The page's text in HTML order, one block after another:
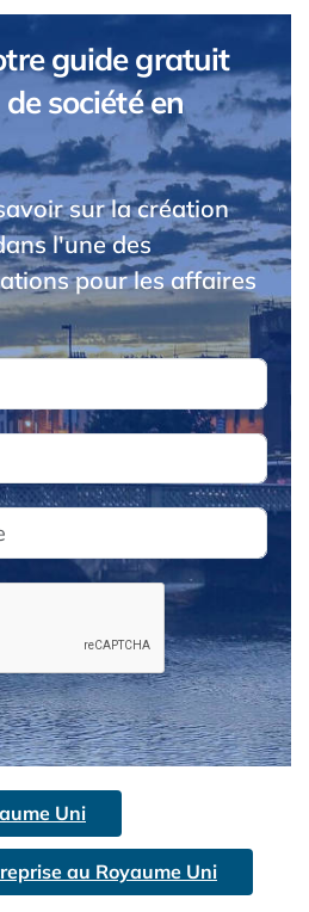
guide gratuit
société en
sur la création
l'une des
pour les affaires
Uni
au Royaume Uni